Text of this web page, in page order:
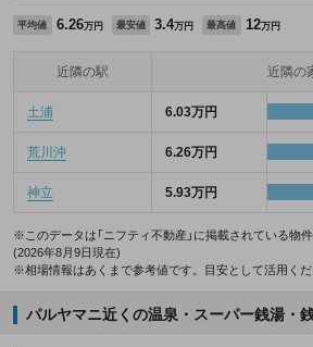
平均値 6.26万円 最安値 3.4万円 最高値 12万円
近隣の駅 近隣の
土浦 6.03万円
荒川沖 6.26万円
神立 5.93万円
※このデータは「ニフティ不動産」に掲載されている物
(2026年8月9日現在)
※相場情報はあくまで参考値です。目安として活用くだ
パルヤマニ近くの温泉・スーパー銭湯・